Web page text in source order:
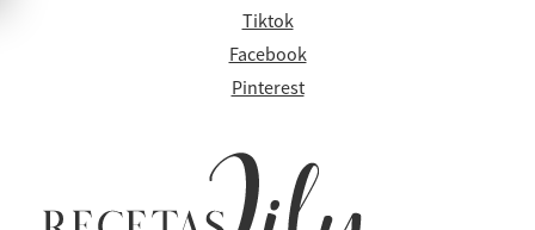
Tiktok
Facebook
Pinterest